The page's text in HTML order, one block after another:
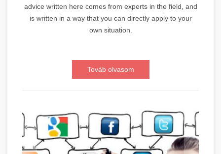
advice written here comes from experts in the field, and
is written in a way that you can directly apply to your
own situation.
Továb olvasom